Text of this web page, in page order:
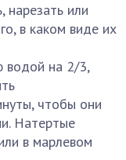
или
в каком виде их
водой на 2/3,
чтобы они
Натертые
в марлевом